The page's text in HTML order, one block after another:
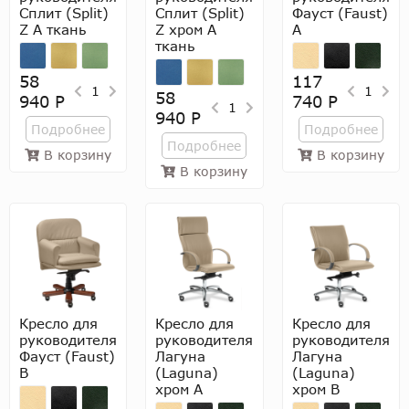
Сплит (Split)
Z A ткань
58
940 Р
1
Подробнее
В корзину
Сплит (Split)
Z хром A
ткань
58
940 Р
1
Подробнее
В корзину
Фауст (Faust)
A
117
740 Р
1
Подробнее
В корзину
Кресло для
руководителя
Фауст (Faust)
B
Кресло для
руководителя
Лагуна
(Laguna)
хром A
Кресло для
руководителя
Лагуна
(Laguna)
хром B